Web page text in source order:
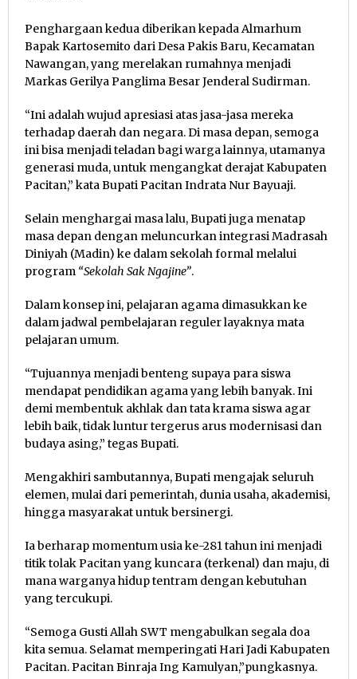
Penghargaan kedua diberikan kepada Almarhum
Bapak Kartosemito dari Desa Pakis Baru, Kecamatan
Nawangan, yang merelakan rumahnya menjadi
Markas Gerilya Panglima Besar Jenderal Sudirman.
“Ini adalah wujud apresiasi atas jasa-jasa mereka
terhadap daerah dan negara. Di masa depan, semoga
ini bisa menjadi teladan bagi warga lainnya, utamanya
generasi muda, untuk mengangkat derajat Kabupaten
Pacitan,” kata Bupati Pacitan Indrata Nur Bayuaji.
Selain menghargai masa lalu, Bupati juga menatap
masa depan dengan meluncurkan integrasi Madrasah
Diniyah (Madin) ke dalam sekolah formal melalui
program “Sekolah Sak Ngajine”.
Dalam konsep ini, pelajaran agama dimasukkan ke
dalam jadwal pembelajaran reguler layaknya mata
pelajaran umum.
“Tujuannya menjadi benteng supaya para siswa
mendapat pendidikan agama yang lebih banyak. Ini
demi membentuk akhlak dan tata krama siswa agar
lebih baik, tidak luntur tergerus arus modernisasi dan
budaya asing,” tegas Bupati.
Mengakhiri sambutannya, Bupati mengajak seluruh
elemen, mulai dari pemerintah, dunia usaha, akademisi,
hingga masyarakat untuk bersinergi.
Ia berharap momentum usia ke-281 tahun ini menjadi
titik tolak Pacitan yang kuncara (terkenal) dan maju, di
mana warganya hidup tentram dengan kebutuhan
yang tercukupi.
“Semoga Gusti Allah SWT mengabulkan segala doa
kita semua. Selamat memperingati Hari Jadi Kabupaten
Pacitan. Pacitan Binraja Ing Kamulyan,”pungkasnya.